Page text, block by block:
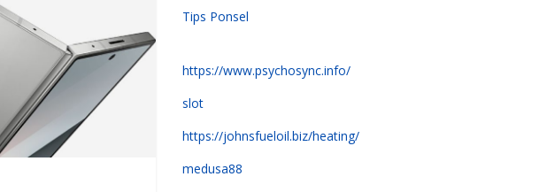
Tips Ponsel
https://www.psychosync.info/
slot
https://johnsfueloil.biz/heating/
medusa88